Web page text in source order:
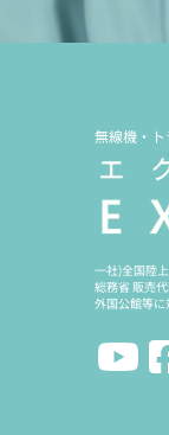
無線機・
一社)全国陸
総務省 販売
外国公館等